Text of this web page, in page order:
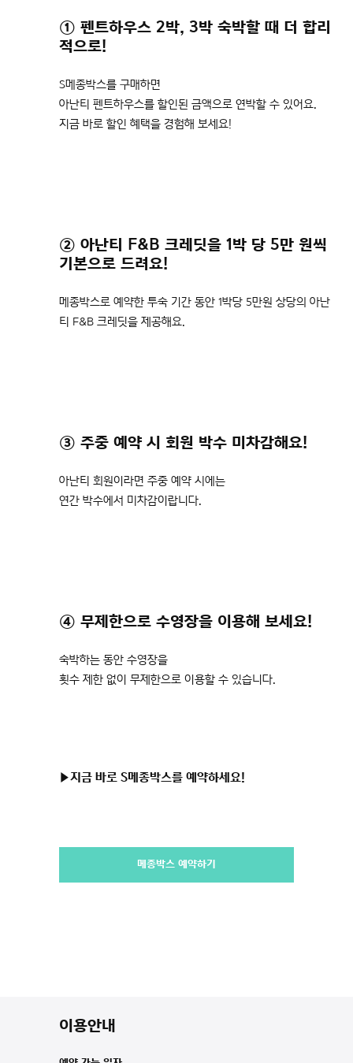
① 펜트하우스 2박, 3박 숙박할 때 더 합리
적으로!
S메종박스를 구매하면
아난티 펜트하우스를 할인된 금액으로 연박할 수 있어요.
지금 바로 할인 혜택을 경험해 보세요!
② 아난티 F&B 크레딧을 1박 당 5만 원씩
기본으로 드려요!
메종박스로 예약한 투숙 기간 동안 1박당 5만원 상당의 아난
티 F&B 크레딧을 제공해요.
③ 주중 예약 시 회원 박수 미차감해요!
아난티 회원이라면 주중 예약 시에는
연간 박수에서 미차감이랍니다.
④ 무제한으로 수영장을 이용해 보세요!
숙박하는 동안 수영장을
횟수 제한 없이 무제한으로 이용할 수 있습니다.
▶지금 바로 S메종박스를 예약하세요!
메종박스 예약하기
이용안내